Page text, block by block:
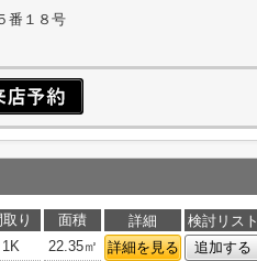
番１８号
り 面積 詳細
検討リスト
1K
22.35㎡ 詳細を見る 追加する